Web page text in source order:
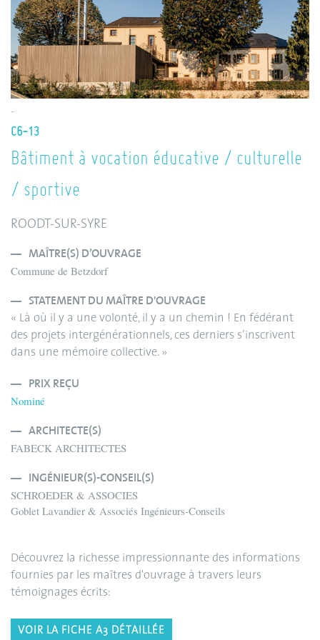
C6-13
Bâtiment à vocation éducative / culturelle
/ sportive
ROODT-SUR-SYRE
MAÎTRE(S) D’OUVRAGE
Commune de Betzdorf
STATEMENT DU MAÎTRE D'OUVRAGE
« Là où il y a une volonté, il y a un chemin ! En fédérant
des projets intergénérationnels, ces derniers s’inscrivent
dans une mémoire collective. »
PRIX REÇU
Nominé
ARCHITECTE(S)
FABECK ARCHITECTES
INGÉNIEUR(S)-CONSEIL(S)
SCHROEDER & ASSOCIES
Goblet Lavandier & Associés Ingénieurs-Conseils
Découvrez la richesse impressionnante des informations
fournies par les maîtres d'ouvrage à travers leurs
témoignages écrits:
VOIR LA FICHE A3 DÉTAILLÉE
-